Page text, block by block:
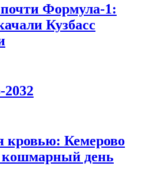
Формула-1:
Кузбасс
кровью: Кемерово
кошмарный день